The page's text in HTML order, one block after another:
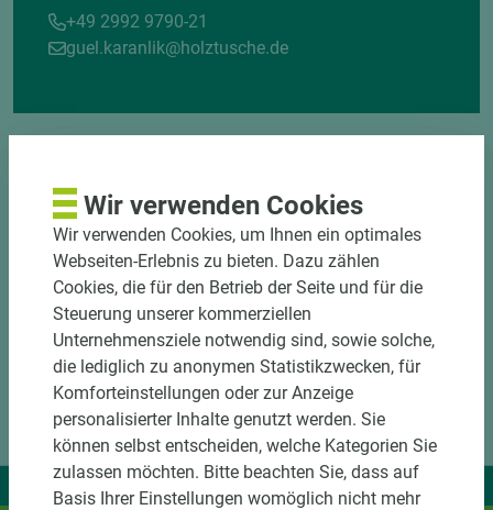
+49 2992 9790-21
guel.karanlik@holztusche.de
Wir liefern Ideen.
Wir verwenden Cookies
Wir verwenden Cookies, um Ihnen ein optimales
Webseiten-Erlebnis zu bieten. Dazu zählen
Cookies, die für den Betrieb der Seite und für die
Steuerung unserer kommerziellen
Unternehmensziele notwendig sind, sowie solche,
die lediglich zu anonymen Statistikzwecken, für
Komforteinstellungen oder zur Anzeige
personalisierter Inhalte genutzt werden. Sie
können selbst entscheiden, welche Kategorien Sie
zulassen möchten. Bitte beachten Sie, dass auf
Basis Ihrer Einstellungen womöglich nicht mehr